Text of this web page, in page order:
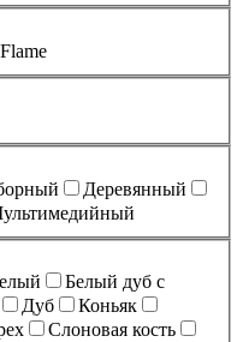
Деревянный
Белый дуб с
Дуб
Коньяк
Слоновая кость